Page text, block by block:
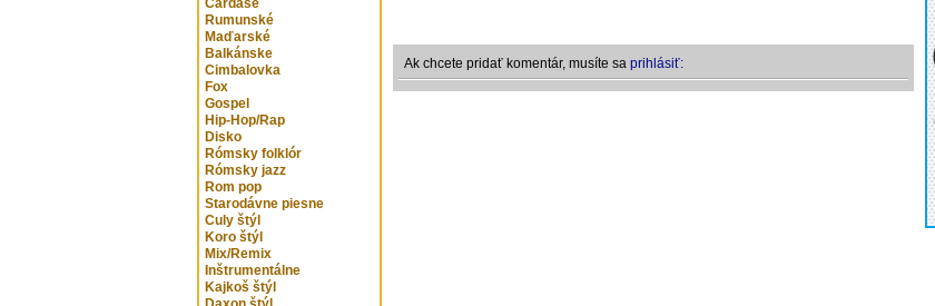
Čardáše
Rumunské
Maďarské
Balkánske
Cimbalovka
Fox
Gospel
Hip-Hop/Rap
Disko
Rómsky folklór
Rómsky jazz
Rom pop
Starodávne piesne
Culy štýl
Koro štýl
Mix/Remix
Inštrumentálne
Kajkoš štýl
Ak chcete pridať komentár, musíte sa prihlásiť: